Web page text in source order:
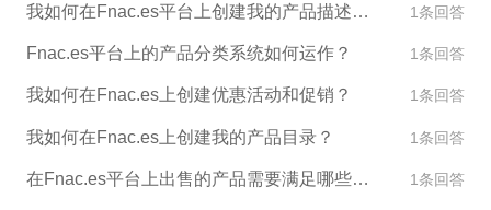
店铺，您可以考虑寻求法律援助并向Fnac.es平台提起
诉讼。当然，ESG跨境电商也能够为您提供更专业的
题。
我如何在Fnac.es平台上创建我的产品描述和图片？ 1条回答
Fnac.es平台上的产品分类系统如何运作？ 1条回答
我如何在Fnac.es上创建优惠活动和促销？ 1条回答
我如何在Fnac.es上创建我的产品目录？ 1条回答
在Fnac.es平台上出售的产品需要满足哪些标准？ 1条回答